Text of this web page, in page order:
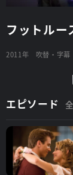
フットルー
2011年 吹替・字幕
エピソード